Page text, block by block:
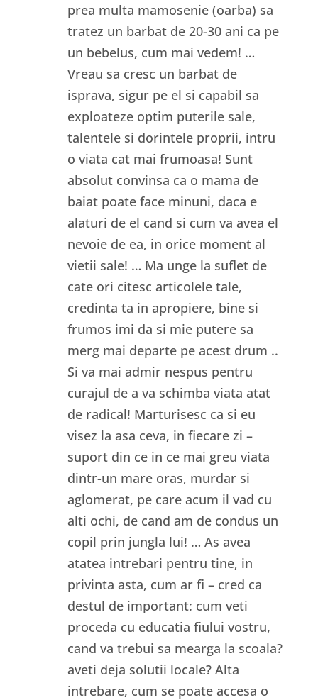
prea multa mamosenie (oarba) sa
tratez un barbat de 20-30 ani ca pe
un bebelus, cum mai vedem! …
Vreau sa cresc un barbat de
isprava, sigur pe el si capabil sa
exploateze optim puterile sale,
talentele si dorintele proprii, intru
o viata cat mai frumoasa! Sunt
absolut convinsa ca o mama de
baiat poate face minuni, daca e
alaturi de el cand si cum va avea el
nevoie de ea, in orice moment al
vietii sale! … Ma unge la suflet de
cate ori citesc articolele tale,
credinta ta in apropiere, bine si
frumos imi da si mie putere sa
merg mai departe pe acest drum ..
Si va mai admir nespus pentru
curajul de a va schimba viata atat
de radical! Marturisesc ca si eu
visez la asa ceva, in fiecare zi –
suport din ce in ce mai greu viata
dintr-un mare oras, murdar si
aglomerat, pe care acum il vad cu
alti ochi, de cand am de condus un
copil prin jungla lui! … As avea
atatea intrebari pentru tine, in
privinta asta, cum ar fi – cred ca
destul de important: cum veti
proceda cu educatia fiului vostru,
cand va trebui sa mearga la scoala?
aveti deja solutii locale? Alta
intrebare, cum se poate accesa o